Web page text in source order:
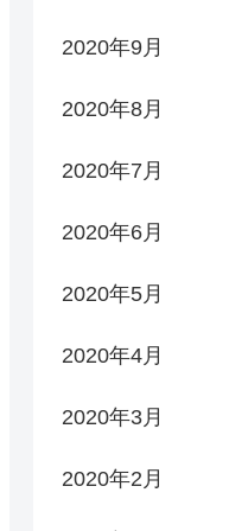
2020年9月
2020年8月
2020年7月
2020年6月
2020年5月
2020年4月
2020年3月
2020年2月